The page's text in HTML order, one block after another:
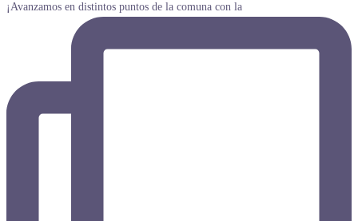
¡Avanzamos en distintos puntos de la comuna con la